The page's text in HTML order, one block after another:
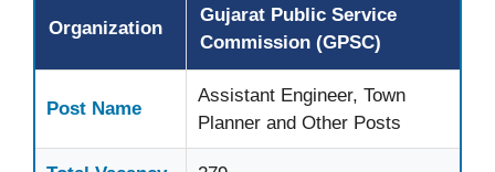
Organization
Gujarat Public Service
Commission (GPSC)
Post Name
Assistant Engineer, Town
Planner and Other Posts